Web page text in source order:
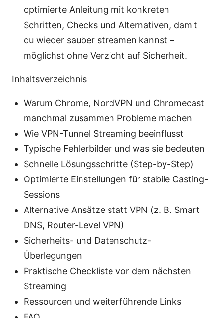
optimierte Anleitung mit konkreten
Schritten, Checks und Alternativen, damit
du wieder sauber streamen kannst –
möglichst ohne Verzicht auf Sicherheit.
Inhaltsverzeichnis
Warum Chrome, NordVPN und Chromecast
manchmal zusammen Probleme machen
Wie VPN-Tunnel Streaming beeinflusst
Typische Fehlerbilder und was sie bedeuten
Schnelle Lösungsschritte (Step-by-Step)
Optimierte Einstellungen für stabile Casting-
Sessions
Alternative Ansätze statt VPN (z. B. Smart
DNS, Router-Level VPN)
Sicherheits- und Datenschutz-
Überlegungen
Praktische Checkliste vor dem nächsten
Streaming
Ressourcen und weiterführende Links